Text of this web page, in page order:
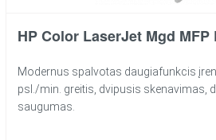
HP Color LaserJet Mgd MFP
Modernus spalvotas daugiafunkcis
psl./min. greitis, dvipusis skenavimas,
saugumas.